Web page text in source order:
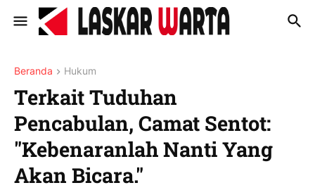
Beranda Hukum
Terkait Tuduhan
Pencabulan, Camat Sentot:
"Kebenaranlah Nanti Yang
Akan Bicara."